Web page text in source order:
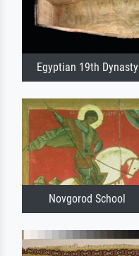
Egyptian 19th Dynasty
Novgorod School